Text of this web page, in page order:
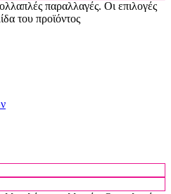
παραλλαγές. Οι επιλογές
του προϊόντος